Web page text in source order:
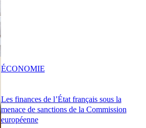
Les finances de l’État français sous la
menace de sanctions de la Commission
européenne
ÉCONOMIE